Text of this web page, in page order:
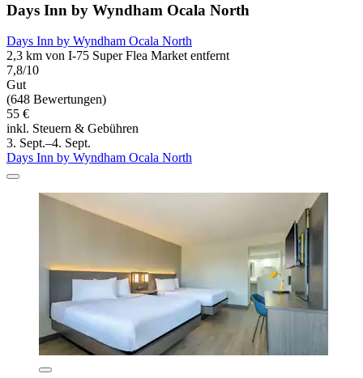
Days Inn by Wyndham Ocala North
Days Inn by Wyndham Ocala North
2,3 km von I-75 Super Flea Market entfernt
7,8/10
Gut
(648 Bewertungen)
55 €
inkl. Steuern & Gebühren
3. Sept.–4. Sept.
Days Inn by Wyndham Ocala North